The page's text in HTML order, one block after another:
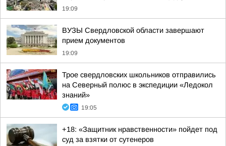
19:09
ВУЗЫ Свердловской области завершают
прием документов
19:09
Трое свердловских школьников отправились
на Северный полюс в экспедиции «Ледокол
знаний»
19:05
+18: «Защитник нравственности» пойдет под
суд за взятки от сутенеров